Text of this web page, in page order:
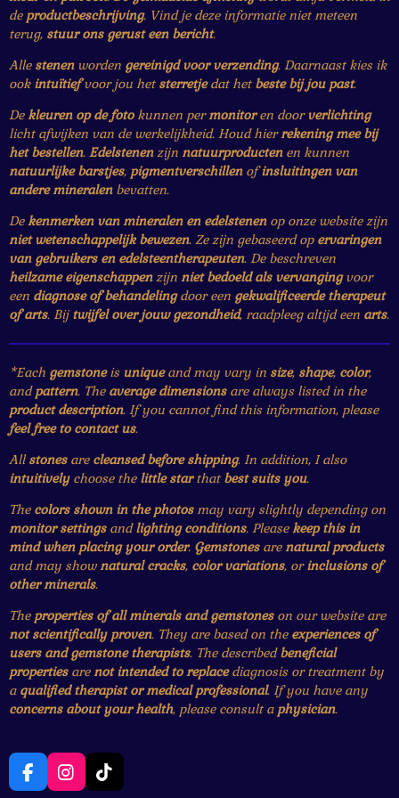
de productbeschrijving. Vind je deze informatie niet meteen
terug, stuur ons gerust een bericht.
Alle stenenworden gereinigd voor verzending. Daarnaast kies ik
ook intuïtiefvoor jou het sterretjedat het beste bij jou past.
Dekleuren op de fotokunnen permonitoren doorverlichting
licht afwijken van de werkelijkheid. Houd hierrekening mee bij
het bestellen. Edelstenenzijn natuurproductenen kunnen
natuurlijke barstjes, pigmentverschillenofinsluitingen van
andere mineralenbevatten.
Dekenmerken van mineralen en edelstenenop onze website zijn
niet wetenschappelijk bewezen. Ze zijn gebaseerd op ervaringen
van gebruikers en edelsteentherapeuten. De beschreven
heilzame eigenschappenzijn niet bedoeld als vervangingvoor
een diagnose of behandelingdoor een gekwalificeerde therapeut
of arts. Bijtwijfel over jouw gezondheid, raadpleeg altijd een arts.
*Each gemstoneis uniqueand may vary in size, shape, color,
andpattern. The average dimensionsare always listed in the
product description. If you cannot find this information, please
feel free to contact us.
Allstonesare cleansed before shipping. In addition, I also
intuitivelychoose the little starthat best suits you.
The colors shown in the photosmay vary slightly depending on
monitor settingsandlighting conditions. Pleasekeep this in
mind when placing your order. Gemstonesarenatural products
and may shownatural cracks, color variations, orinclusions of
other minerals.
The properties of all minerals and gemstoneson our website are
not scientifically proven. They are based on the experiences of
users and gemstone therapists. The describedbeneficial
propertiesarenot intended to replacediagnosis or treatment by
a qualified therapist or medical professional. If you have any
concerns about your health, please consult a physician.
F
I
T